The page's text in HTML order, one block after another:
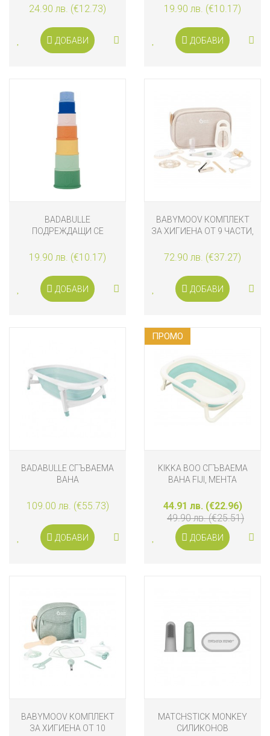
24.90 лв. (€12.73)
ДОБАВИ
БАНЯ
19.90 лв. (€10.17)
ДОБАВИ
BADABULLE
ПОДРЕЖДАЩИ СЕ
БАНЯ 7 БРОЯ
19.90 лв. (€10.17)
ДОБАВИ
BABYMOOV КОМПЛЕКТ
ЗА ХИГИЕНА ОТ 9 ЧАСТИ,
72.90 лв. (€37.27)
ДОБАВИ
BADABULLE СГЪВАЕМА
ВАНА
109.00 лв. (€55.73)
ДОБАВИ
ПРОМO
KIKKA BOO СГЪВАЕМА
ВАНА FIJI, МЕНТА
44.91 лв. (€22.96)
49.90 лв. (€25.51)
ДОБАВИ
BABYMOOV КОМПЛЕКТ
ЗА ХИГИЕНА ОТ 10
MATCHSTICK MONKEY
СИЛИКОНОВ